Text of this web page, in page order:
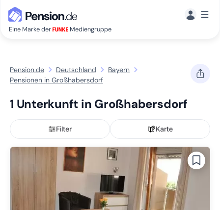
Eine Marke der Mediengruppe
☰
Pension.de Deutschland
Bayern
Pensionen in Großhabersdorf
1 Unterkunft in Großhabersdorf
Filter Karte